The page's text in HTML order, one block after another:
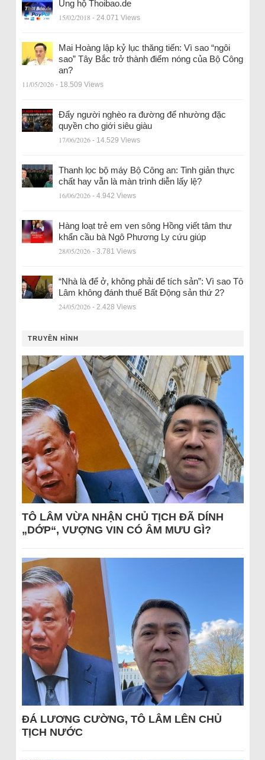
Ủng hộ Thoibao.de
15/02/2018 - 24.071 Views
Mai Hoàng lập kỷ lục thăng tiến: Vì sao “ngôi
sao” Tây Bắc trở thành điểm nóng của Bộ Công
an?
11/05/2026 - 18.509 Views
Đẩy người nghèo ra đường để nhường đặc
quyền cho giới siêu giàu
17/06/2026 - 14.529 Views
Thanh lọc bộ máy Bộ Công an: Tinh giản thực
chất hay vẫn là màn trình diễn lấy lệ?
16/06/2026 - 4.942 Views
Hàng loạt trẻ em ven sông Hồng viết tâm thư
khẩn cầu bà Ngô Phương Ly cứu giúp
28/05/2026 - 3.781 Views
“Nhà là để ở, không phải để tích sản”: Vì sao Tô
Lâm không đánh thuế Bất Động sản thứ 2?
24/05/2026 - 2.428 Views
TRUYỀN HÌNH
TÔ LÂM VỪA NHẬN CHỦ TỊCH ĐÃ DÍNH
„DỚP“, VƯỢNG VIN CÓ ÂM MƯU GÌ?
ĐÁ LƯƠNG CƯỜNG, TÔ LÂM LÊN CHỦ
TỊCH NƯỚC